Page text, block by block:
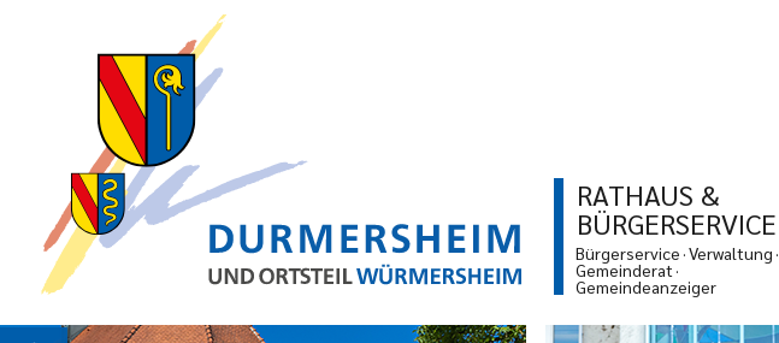
RATHAUS &
BÜRGERSERVICE
Bürgerservice Verwaltung
Gemeinderat
Gemeindeanzeiger